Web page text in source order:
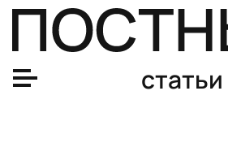
статьи
Беспилотники ВСУ атаковали